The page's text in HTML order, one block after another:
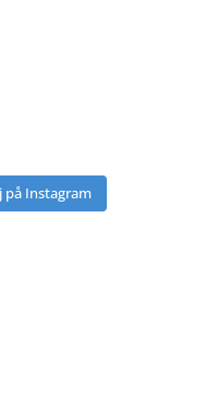
på Instagram